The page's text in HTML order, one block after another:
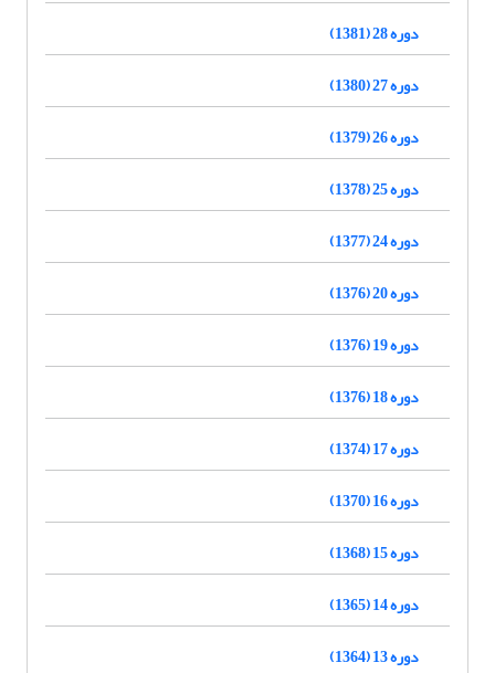
دوره 28 (1381)
دوره 27 (1380)
دوره 26 (1379)
دوره 25 (1378)
دوره 24 (1377)
دوره 20 (1376)
دوره 19 (1376)
دوره 18 (1376)
دوره 17 (1374)
دوره 16 (1370)
دوره 15 (1368)
دوره 14 (1365)
دوره 13 (1364)